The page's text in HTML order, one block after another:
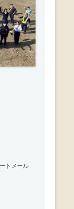
トメール